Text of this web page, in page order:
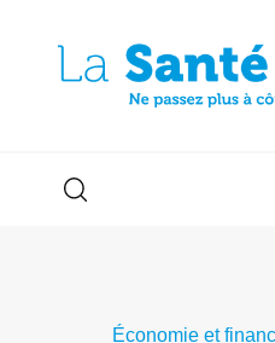
Économie et